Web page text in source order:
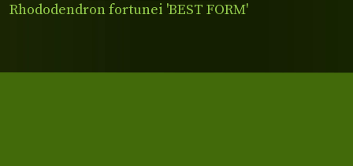
Rhododendron fortunei 'BEST FORM'